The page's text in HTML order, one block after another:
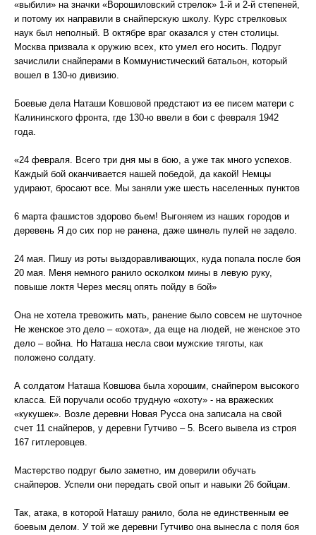
«выбили» на значки «Ворошиловский стрелок» 1-й и 2-й степеней,
и потому их направили в снайперскую школу. Курс стрелковых
наук был неполный. В октябре враг оказался у стен столицы.
Москва призвала к оружию всех, кто умел его носить. Подруг
зачислили снайперами в Коммунистический батальон, который
вошел в 130-ю дивизию.
Боевые дела Наташи Ковшовой предстают из ее писем матери с
Калининского фронта, где 130-ю ввели в бои с февраля 1942
года.
«24 февраля. Всего три дня мы в бою, а уже так много успехов.
Каждый бой оканчивается нашей победой, да какой! Немцы
удирают, бросают все. Мы заняли уже шесть населенных пунктов
6 марта фашистов здорово бьем! Выгоняем из наших городов и
деревень Я до сих пор не ранена, даже шинель пулей не задело.
24 мая. Пишу из роты выздоравливающих, куда попала после боя
20 мая. Меня немного ранило осколком мины в левую руку,
повыше локтя Через месяц опять пойду в бой»
Она не хотела тревожить мать, ранение было совсем не шуточное
Не женское это дело – «охота», да еще на людей, не женское это
дело – война. Но Наташа несла свои мужские тяготы, как
положено солдату.
А солдатом Наташа Ковшова была хорошим, снайпером высокого
класса. Ей поручали особо трудную «охоту» - на вражеских
«кукушек». Возле деревни Новая Русса она записала на свой
счет 11 снайперов, у деревни Гутчиво – 5. Всего вывела из строя
167 гитлеровцев.
Мастерство подруг было заметно, им доверили обучать
снайперов. Успели они передать свой опыт и навыки 26 бойцам.
Так, атака, в которой Наташу ранило, бола не единственным ее
боевым делом. У той же деревни Гутчиво она вынесла с поля боя